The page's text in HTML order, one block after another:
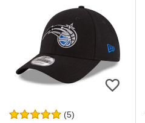
(5)